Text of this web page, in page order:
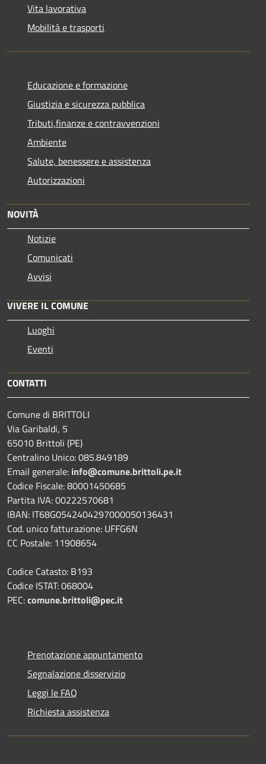
Vita lavorativa
Mobilità e trasporti
Educazione e formazione
Giustizia e sicurezza pubblica
Tributi,finanze e contravvenzioni
Ambiente
Salute, benessere e assistenza
Autorizzazioni
NOVITÀ
Notizie
Comunicati
Avvisi
VIVERE IL COMUNE
Luoghi
Eventi
CONTATTI
Comune di BRITTOLI
Via Garibaldi, 5
65010 Brittoli (PE)
Centralino Unico: 085.849189
Email generale: info@comune.brittoli.pe.it
Codice Fiscale: 80001450685
Partita IVA: 00222570681
IBAN: IT68G0542404297000050136431
Cod. unico fatturazione: UFFG6N
CC Postale: 11908654
Codice Catasto: B193
Codice ISTAT: 068004
PEC:comune.brittoli@pec.it
Prenotazione appuntamento
Segnalazione disservizio
Leggi le FAQ
Richiesta assistenza